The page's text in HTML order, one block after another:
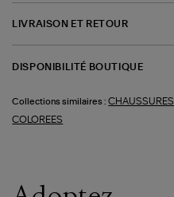
LIVRAISON ET RETOUR
DISPONIBILITÉ BOUTIQUE
Collections similaires : CHAUSSURES
COLOREES